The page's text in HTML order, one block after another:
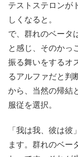
テストステロンが
しくなると。
で、群れのベータ
と感じ、そのかっ
振る舞いをするオ
るアルファだと判
から、当然の帰結
服従を選択。
「我は我、彼は
ます。群れのベー